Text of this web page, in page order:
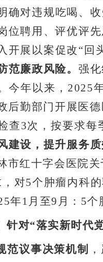
确对违规吃喝、
位聘用、评优评
开展以案促改“ 回
范廉政风险。 强
今年以来， 2025
后勤部门开展医
查3次，按要求每
建设，提升服务质
市红十字会医院
对5个肿瘤内科
年 1 月至9 月： 5个
针对“落实新时代
范议事决策机制